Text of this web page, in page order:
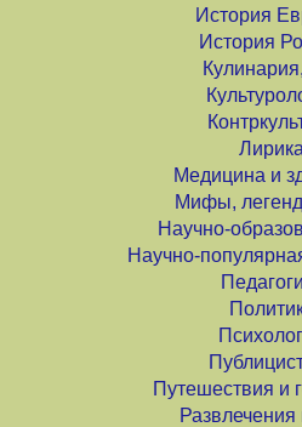
История
История
Лирика
Медицина и
Мифы,
Научно-
Научно-
Путешествия и
Развлечения